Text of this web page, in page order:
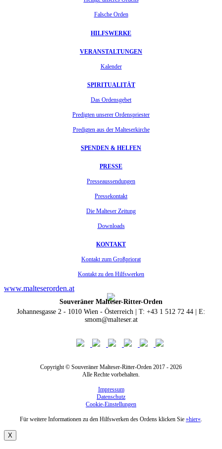
Falsche Orden
HILFSWERKE
VERANSTALTUNGEN
Kalender
SPIRITUALITÄT
Das Ordensgebet
Predigten unserer Ordenspriester
Predigten aus der Malteserkirche
SPENDEN & HELFEN
PRESSE
Presseaussendungen
Pressekontakt
Die Malteser Zeitung
Downloads
KONTAKT
Kontakt zum Großpriorat
Kontakt zu den Hilfswerken
www.malteserorden.at
Souveräner Malteser-Ritter-Orden
Johannesgasse 2 - 1010 Wien - Österreich | T: +43 1 512 72 44 | E:
smom@malteser.at
Copyright © Souveräner Malteser-Ritter-Orden 2017 - 2026
Alle Rechte vorbehalten.
Impressum
Datenschutz
Cookie-Einstellungen
Für weitere Informationen zu den Hilfswerken des Ordens klicken Sie »hier«.
X